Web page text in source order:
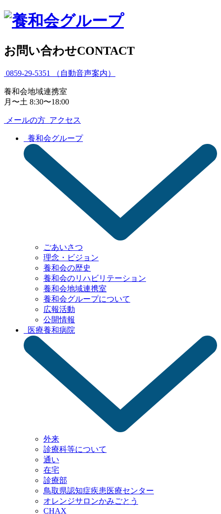
お問い合わせCONTACT
0859-29-5351 （自動音声案内）
養和会地域連携室
月〜土 8:30〜18:00
メールの方 アクセス
養和会グループ
ごあいさつ
理念・ビジョン
養和会の歴史
養和会のリハビリテーション
養和会地域連携室
養和会グループについて
広報活動
公開情報
医療養和病院
外来
診療科等について
通い
在宅
診療部
鳥取県認知症疾患 医療センター
オレンジサロンかみごとう
CHAX